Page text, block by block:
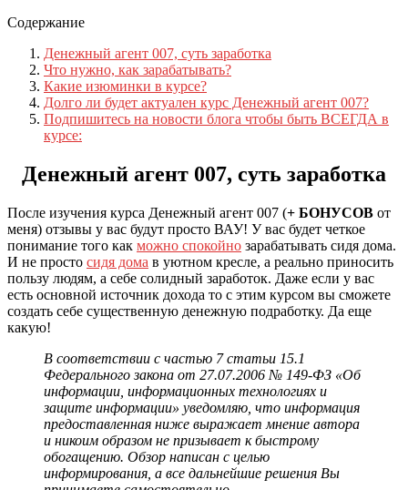
Содержание
Денежный агент 007, суть заработка
Что нужно, как зарабатывать?
Какие изюминки в курсе?
Долго ли будет актуален курс Денежный агент 007?
Подпишитесь на новости блога чтобы быть ВСЕГДА в
курсе:
Денежный агент 007, суть заработка
После изучения курса Денежный агент 007 (+ БОНУСОВ от
меня) отзывы у вас будут просто ВАУ! У вас будет четкое
понимание того как можно спокойно зарабатывать сидя дома.
И не просто сидя дома в уютном кресле, а реально приносить
пользу людям, а себе солидный заработок. Даже если у вас
есть основной источник дохода то с этим курсом вы сможете
создать себе существенную денежную подработку. Да еще
какую!
В соответствии с частью 7 статьи 15.1
Федерального закона от 27.07.2006 № 149-ФЗ «Об
информации, информационных технологиях и
защите информации» уведомляю, что информация
предоставленная ниже выражает мнение автора
и никоим образом не призывает к быстрому
обогащению. Обзор написан с целью
информирования, а все дальнейшие решения Вы